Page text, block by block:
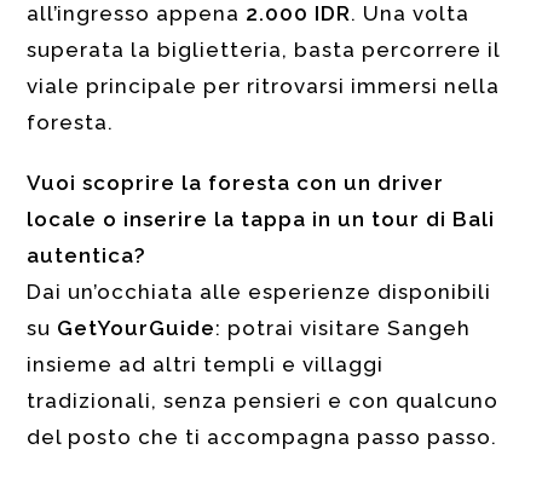
all’ingresso appena 2.000 IDR. Una volta
superata la biglietteria, basta percorrere il
viale principale per ritrovarsi immersi nella
foresta.
Vuoi scoprire la foresta con un driver
locale o inserire la tappa in un tour di Bali
autentica?
Dai un’occhiata alle esperienze disponibili
su GetYourGuide: potrai visitare Sangeh
insieme ad altri templi e villaggi
tradizionali, senza pensieri e con qualcuno
del posto che ti accompagna passo passo.